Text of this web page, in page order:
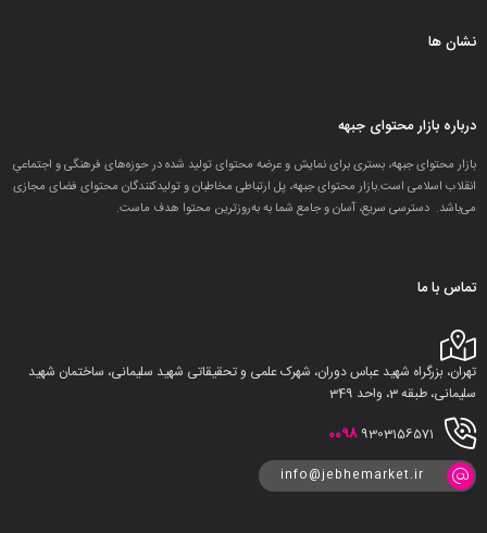
نشان ها
درباره بازار محتوای جبهه
بازار محتوای جبهه، بستری برای نمایش و عرضه محتوای تولید شده در حوزه‌های فرهنگی و اجتماعیِ
انقلاب اسلامی است.بازار محتوای جبهه، پل ارتباطی مخاطبان و تولید‌کنندگان محتوای فضای مجازی
می‌باشد. دسترسی سریع، آسان و جامع شما به به‌روزترین محتوا هدف ماست.
تماس با ما
تهران، بزرگراه شهید عباس دوران، شهرک علمی و تحقیقاتی شهید سلیمانی، ساختمان شهید
سلیمانی، طبقه 3، واحد 349
0098 9303156571
info@jebhemarket.ir